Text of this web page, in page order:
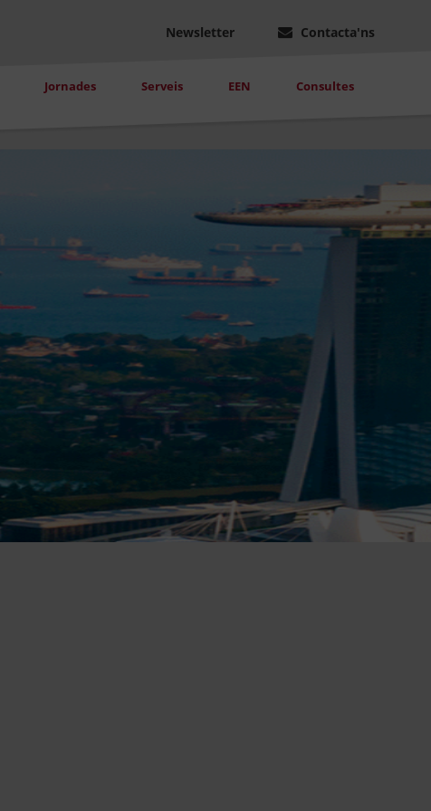
Newsletter Contacta'ns
Jornades Serveis EEN Consultes